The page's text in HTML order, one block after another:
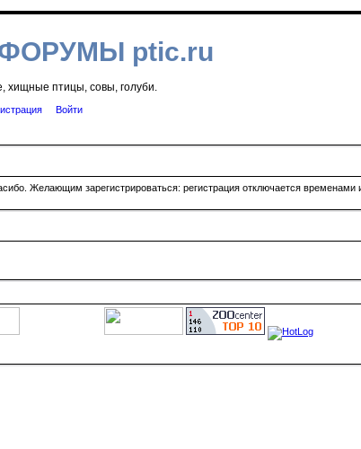
ФОРУМЫ ptic.ru
хищные птицы, совы, голуби.
Войти
Желающим зарегистрироваться: регистрация отключается